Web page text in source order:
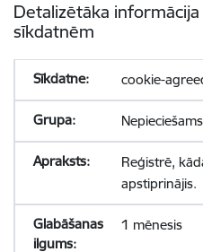
Detalizētāka
sīkdatnēm
cookie-
Nepieciešams
Reģistrē,
apstiprinājis.
1 mēnesis